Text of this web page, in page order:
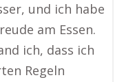
und ich habe
am Essen.
ich, dass ich
Regeln